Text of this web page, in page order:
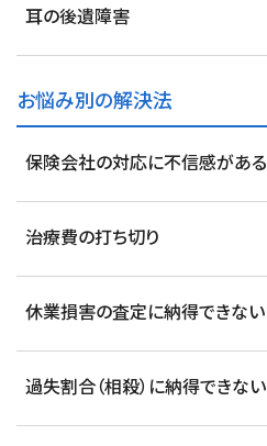
耳の後遺障害
お悩み別の解決法
保険会社の対応に不信感がある
治療費の打ち切り
休業損害の査定に納得できない
過失割合（相殺）に納得できない